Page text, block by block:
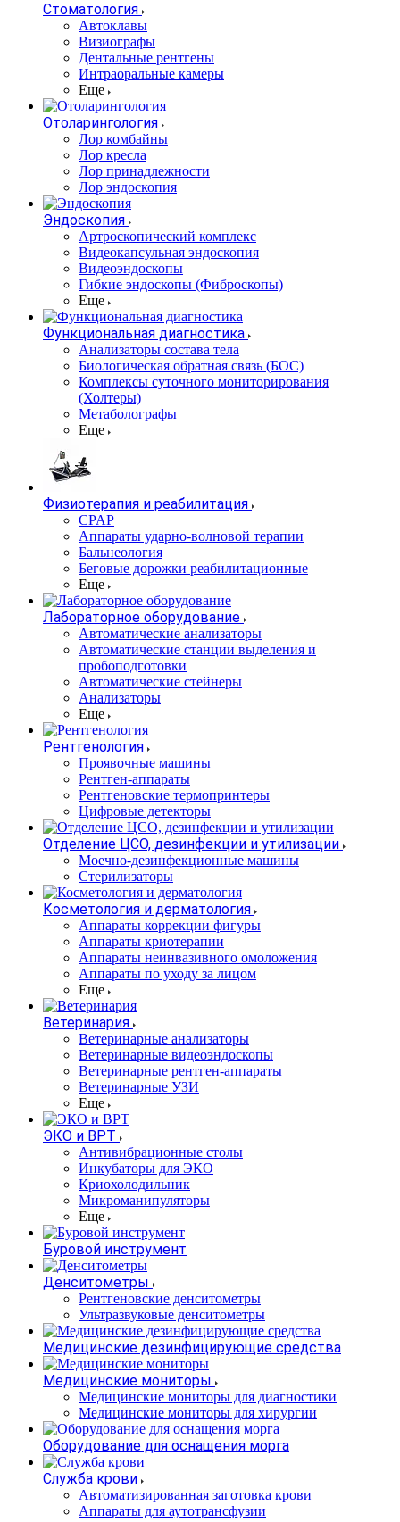
Стоматология
Автоклавы
Визиографы
Дентальные рентгены
Интраоральные камеры
Еще
Отоларингология
Лор комбайны
Лор кресла
Лор принадлежности
Лор эндоскопия
Эндоскопия
Артроскопический комплекс
Видеокапсульная эндоскопия
Видеоэндоскопы
Гибкие эндоскопы (Фиброcкопы)
Еще
Функциональная диагностика
Анализаторы состава тела
Биологическая обратная связь (БОС)
Комплексы суточного мониторирования
(Холтеры)
Метаболографы
Еще
Физиотерапия и реабилитация
CPAP
Аппараты ударно-волновой терапии
Бальнеология
Беговые дорожки реабилитационные
Еще
Лабораторное оборудование
Автоматические анализаторы
Автоматические станции выделения и
пробоподготовки
Автоматические стейнеры
Анализаторы
Еще
Рентгенология
Проявочные машины
Рентген-аппараты
Рентгеновские термопринтеры
Цифровые детекторы
Отделение ЦСО, дезинфекции и утилизации
Моечно-дезинфекционные машины
Стерилизаторы
Косметология и дерматология
Аппараты коррекции фигуры
Аппараты криотерапии
Аппараты неинвазивного омоложения
Аппараты по уходу за лицом
Еще
Ветеринария
Ветеринарные анализаторы
Ветеринарные видеоэндоскопы
Ветеринарные рентген-аппараты
Ветеринарные УЗИ
Еще
ЭКО и ВРТ
Антивибрационные столы
Инкубаторы для ЭКО
Криохолодильник
Микроманипуляторы
Еще
Буровой инструмент
Денситометры
Рентгеновские денситометры
Ультразвуковые денситометры
Медицинские дезинфицирующие средства
Медицинские мониторы
Медицинские мониторы для диагностики
Медицинские мониторы для хирургии
Оборудование для оснащения морга
Служба крови
Автоматизированная заготовка крови
Аппараты для аутотрансфузии